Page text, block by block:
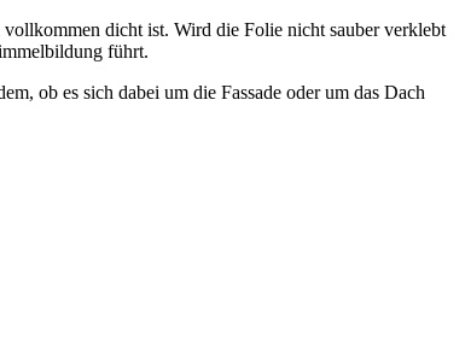
dicht ist. Wird die Folie nicht sauber verklebt
führt.
ob es sich dabei um die Fassade oder um das Dach